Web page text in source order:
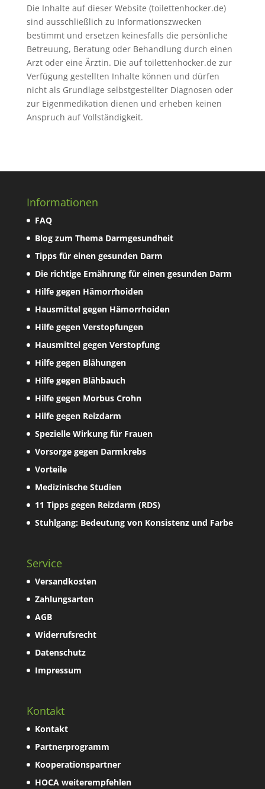
Die Inhalte auf dieser Website (toilettenhocker.de)
sind ausschließlich zu Informationszwecken
bestimmt und ersetzen keinesfalls die persönliche
Betreuung, Beratung oder Behandlung durch einen
Arzt oder eine Ärztin. Die auf toilettenhocker.de zur
Verfügung gestellten Inhalte können und dürfen
nicht als Grundlage selbstgestellter Diagnosen oder
zur Eigenmedikation dienen und erheben keinen
Anspruch auf Vollständigkeit.
Informationen
FAQ
Blog zum Thema Darmgesundheit
Tipps für einen gesunden Darm
Die richtige Ernährung für einen gesunden Darm
Hilfe gegen Hämorrhoiden
Hausmittel gegen Hämorrhoiden
Hilfe gegen Verstopfungen
Hausmittel gegen Verstopfung
Hilfe gegen Blähungen
Hilfe gegen Blähbauch
Hilfe gegen Morbus Crohn
Hilfe gegen Reizdarm
Spezielle Wirkung für Frauen
Vorsorge gegen Darmkrebs
Vorteile
Medizinische Studien
11 Tipps gegen Reizdarm (RDS)
Stuhlgang: Bedeutung von Konsistenz und Farbe
Service
Versandkosten
Zahlungsarten
AGB
Widerrufsrecht
Datenschutz
Impressum
Kontakt
Kontakt
Partnerprogramm
Kooperationspartner
HOCA weiterempfehlen